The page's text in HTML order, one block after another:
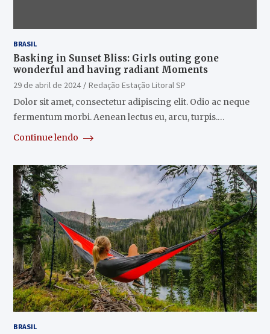
BRASIL
Basking in Sunset Bliss: Girls outing gone
wonderful and having radiant Moments
29 de abril de 2024
Redação Estação Litoral SP
Dolor sit amet, consectetur adipiscing elit. Odio ac neque
fermentum morbi. Aenean lectus eu, arcu, turpis.…
Continue lendo
BRASIL